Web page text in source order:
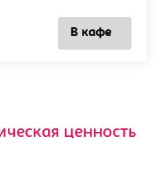
В кафе
ценность